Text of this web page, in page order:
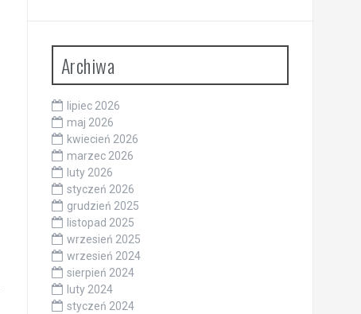
Archiwa
lipiec 2026
maj 2026
kwiecień 2026
marzec 2026
luty 2026
styczeń 2026
grudzień 2025
listopad 2025
wrzesień 2025
wrzesień 2024
sierpień 2024
luty 2024
styczeń 2024